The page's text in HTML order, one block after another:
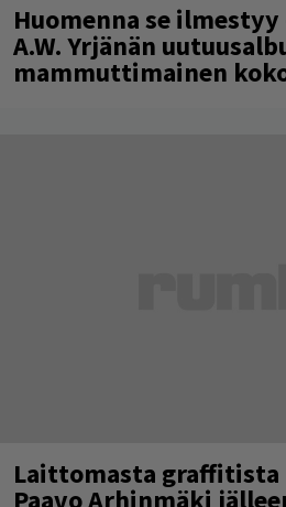
Huomenna se ilmestyy
A.W. Yrjänän
mammuttimainen
Laittomasta
Paavo Arhinmäki